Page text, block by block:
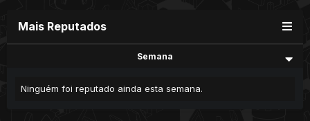
Mais Reputados
Semana
Ninguém foi reputado ainda esta semana.